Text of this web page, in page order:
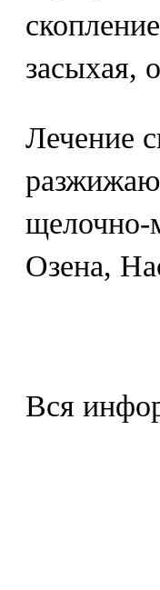
засыхая,
Лечение
щелочно-
Озена,
Вся